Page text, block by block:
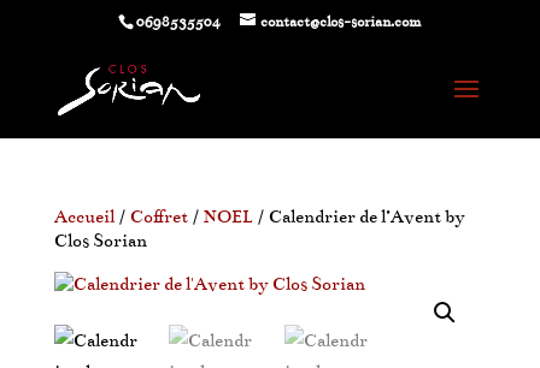
0698535504 contact@clos-sorian.com
Accueil/ Coffret/ NOEL/ Calendrier de l’Avent by
Clos Sorian